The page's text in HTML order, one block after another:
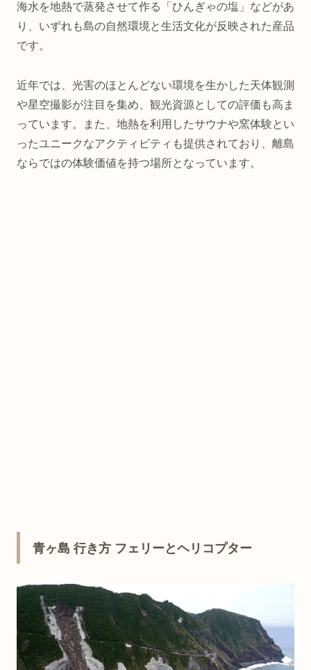
海水を地熱で蒸発させて作る「ひんぎゃの塩」などがあ
り、いずれも島の自然環境と生活文化が反映された産品
です。
近年では、光害のほとんどない環境を生かした天体観測
や星空撮影が注目を集め、観光資源としての評価も高ま
っています。また、地熱を利用したサウナや窯体験とい
ったユニークなアクティビティも提供されており、離島
ならではの体験価値を持つ場所となっています。
青ヶ島 行き方 フェリーとヘリコプター